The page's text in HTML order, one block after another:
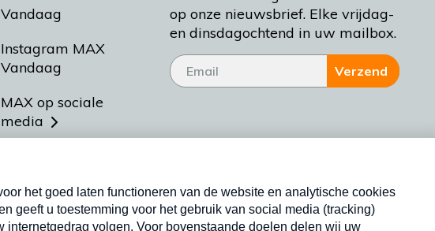
Vandaag
Instagram MAX
Vandaag
MAX op sociale
media
Meldpunt Actueel
Heel Holland Bakt
op onze nieuwsbrief. Elke vrijdag-
en dinsdagochtend in uw mailbox.
Verzend
Nieuwsbrief